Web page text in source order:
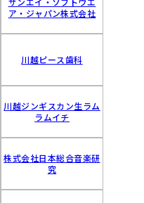
ア・ジャパン株式会社
川越ピース歯科
川越ジンギスカン生ラム
ラムイチ
株式会社日本総合音楽研
究